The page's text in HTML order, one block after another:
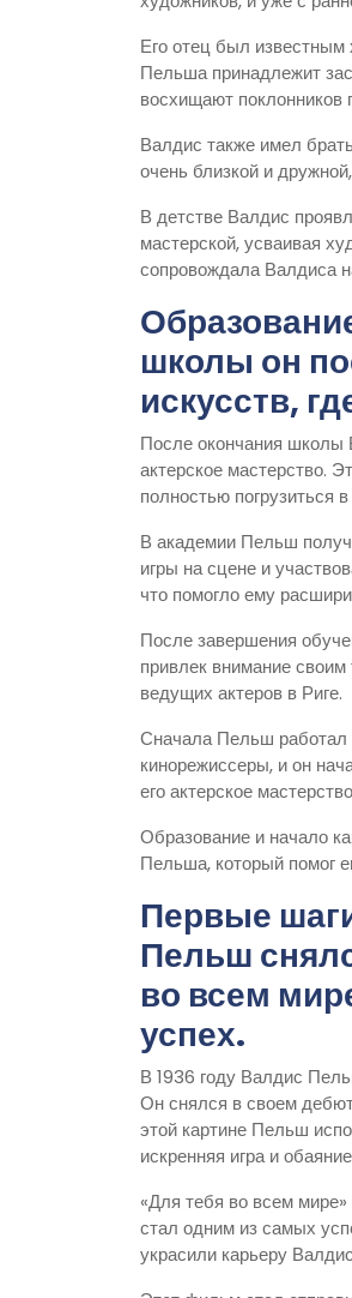
Его отец был известным
Пельша принадлежит
восхищают поклонников
Валдис также имел
очень близкой и
В детстве Валдис
мастерской, усваивая
сопровождала Валдиса
школы он
искусств,
После окончания школы
актерское мастерство.
полностью погрузиться
В академии Пельш
игры на сцене и
что помогло ему
После завершения
привлек внимание
ведущих актеров в Риге.
Сначала Пельш работал
кинорежиссеры, и он
его актерское
Образование и начало
Пельша, который помог
Первые
Пельш
во всем
успех.
В 1936 году Валдис
Он снялся в своем
этой картине Пельш
искренняя игра и
«Для тебя во всем
стал одним из самых
украсили карьеру